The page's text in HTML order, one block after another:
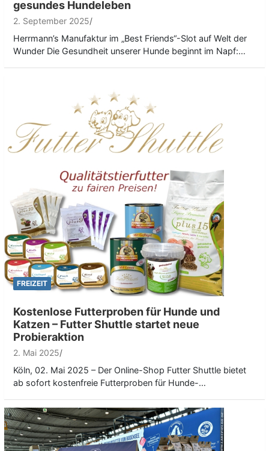
gesundes Hundeleben
2. September 2025
Herrmann’s Manufaktur im „Best Friends“-Slot auf Welt der
Wunder Die Gesundheit unserer Hunde beginnt im Napf:…
FREIZEIT
Kostenlose Futterproben für Hunde und
Katzen – Futter Shuttle startet neue
Probieraktion
2. Mai 2025
Köln, 02. Mai 2025 – Der Online-Shop Futter Shuttle bietet
ab sofort kostenfreie Futterproben für Hunde-…